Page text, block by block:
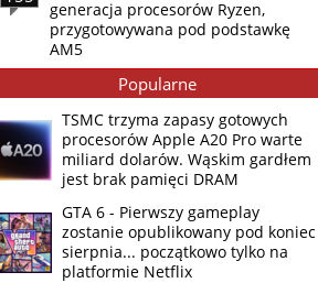
generacja procesorów Ryzen,
przygotowywana pod podstawkę
AM5
Popularne
TSMC trzyma zapasy gotowych
procesorów Apple A20 Pro warte
miliard dolarów. Wąskim gardłem
jest brak pamięci DRAM
GTA 6 - Pierwszy gameplay
zostanie opublikowany pod koniec
sierpnia... początkowo tylko na
platformie Netflix